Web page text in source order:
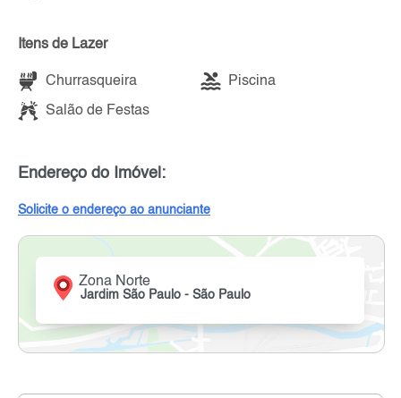
Itens de Lazer
Churrasqueira Piscina
Salão de Festas
Endereço do Imóvel:
Solicite o endereço ao anunciante
Zona Norte
Jardim São Paulo - São Paulo